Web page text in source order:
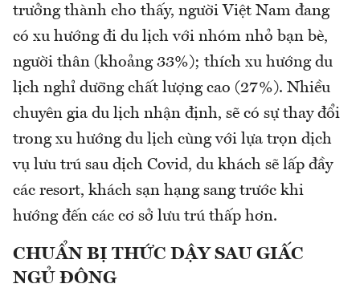
trưởng thành cho thấy, người Việt Nam đang
có xu hướng đi du lịch với nhóm nhỏ bạn bè,
người thân (khoảng 33%); thích xu hướng du
lịch nghỉ dưỡng chất lượng cao (27%). Nhiều
chuyên gia du lịch nhận định, sẽ có sự thay đổi
trong xu hướng du lịch cùng với lựa trọn dịch
vụ lưu trú sau dịch Covid, du khách sẽ lấp đầy
các resort, khách sạn hạng sang trước khi
hướng đến các cơ sở lưu trú thấp hơn.
CHUẨN BỊ THỨC DẬY SAU GIẤC
NGỦ ĐÔNG